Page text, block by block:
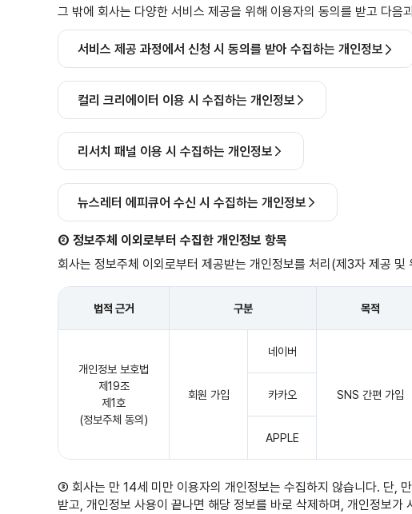
그 밖에 회사는 다양한 서비스 제공을 위해 이용자의 동의를 받고 다음
서비스 제공 과정에서 신청 시 동의를 받아 수집하는 개인정보
컬리 크리에이터 이용 시 수집하는 개인정보
리서치 패널 이용 시 수집하는 개인정보
뉴스레터 에피큐어 수신 시 수집하는 개인정보
② 정보주체 이외로부터 수집한 개인정보 항목
회사는 정보주체 이외로부터 제공받는 개인정보를 처리(제3자 제공
법적 근거 구분 목적
개인정보 보호법
제19조
제1호
(정보주체 동의)
회원 가입
네이버
SNS 간편 가입
카카오
APPLE
③ 회사는 만 14세 미만 이용자의 개인정보는 수집하지 않습니다. 단,
받고, 개인정보 사용이 끝나면 해당 정보를 바로 삭제하며, 개인정보가